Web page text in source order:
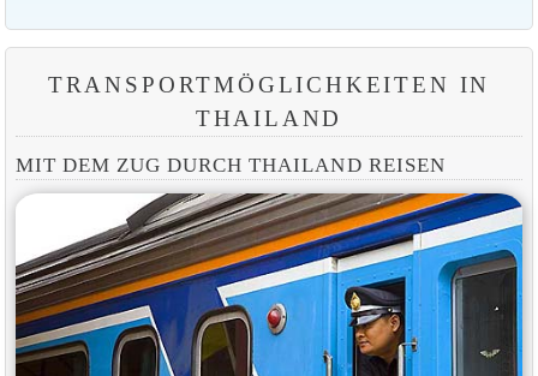
TRANSPORTMÖGLICHKEITEN IN
THAILAND
MIT DEM ZUG DURCH THAILAND REISEN